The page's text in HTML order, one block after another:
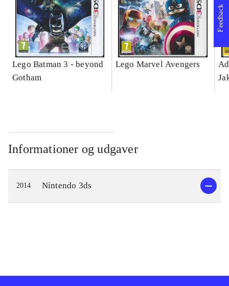
Lego Batman 3 - beyond
Gotham
Lego Marvel Avengers
Informationer og udgaver
2014 Nintendo 3ds
Feedback